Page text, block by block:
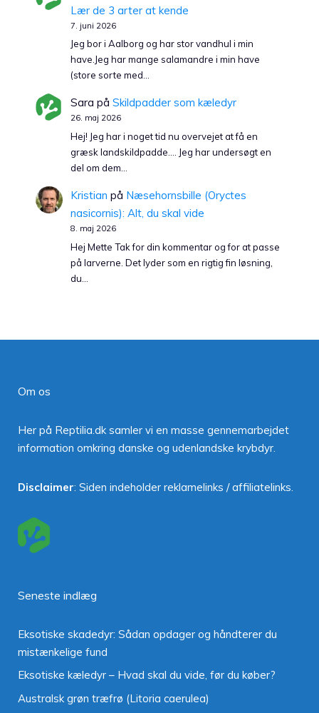
Lær de 3 arter at kende
7. juni 2026
Jeg bor i Aalborg og har stor vandhul i min
have.Jeg har mange salamandre i min have
(store sorte med…
Sara på Skildpadder som kæledyr
26. maj 2026
Hej! Jeg har i noget tid nu overvejet at få en
græsk landskildpadde…. Jeg har undersøgt en
del om dem…
Kristian på Næsehornsbille (Oryctes
nasicornis): Alt, du skal vide
8. maj 2026
Hej Mette Tak for din kommentar og for at passe
på larverne. Det lyder som en rigtig fin løsning,
du…
Om os
Her på Reptilia.dk samler vi en masse gennemarbejdet
information omkring danske og udenlandske krybdyr.
Disclaimer: Siden indeholder reklamelinks / affiliatelinks.
Seneste indlæg
Eksotiske skadedyr: Sådan opdager og håndterer du
mistænkelige fund
Eksotiske kæledyr – Hvad skal du vide, før du køber?
Australsk grøn træfrø (Litoria caerulea)